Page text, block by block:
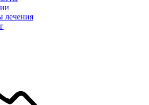
лечения